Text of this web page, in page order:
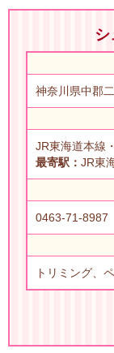
神奈川県中郡
JR東海道本線
最寄駅： JR東
0463-71-8987
トリミング、